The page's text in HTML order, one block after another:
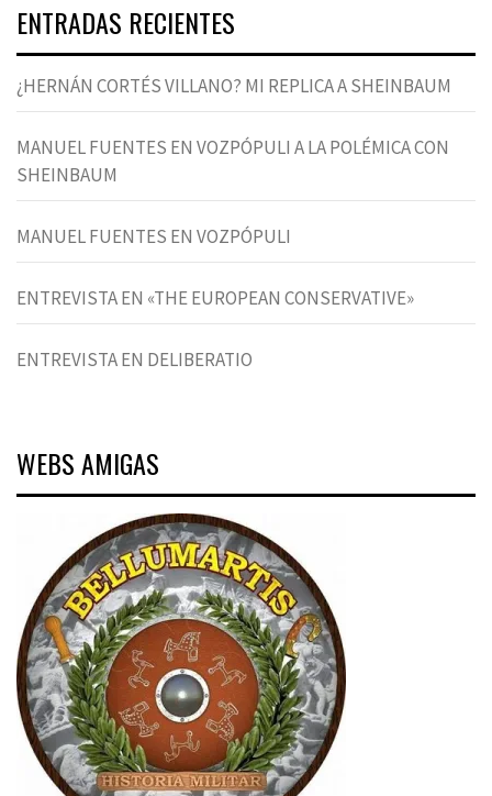
ENTRADAS RECIENTES
¿HERNÁN CORTÉS VILLANO? MI REPLICA A SHEINBAUM
MANUEL FUENTES EN VOZPÓPULI A LA POLÉMICA CON
SHEINBAUM
MANUEL FUENTES EN VOZPÓPULI
ENTREVISTA EN «THE EUROPEAN CONSERVATIVE»
ENTREVISTA EN DELIBERATIO
WEBS AMIGAS